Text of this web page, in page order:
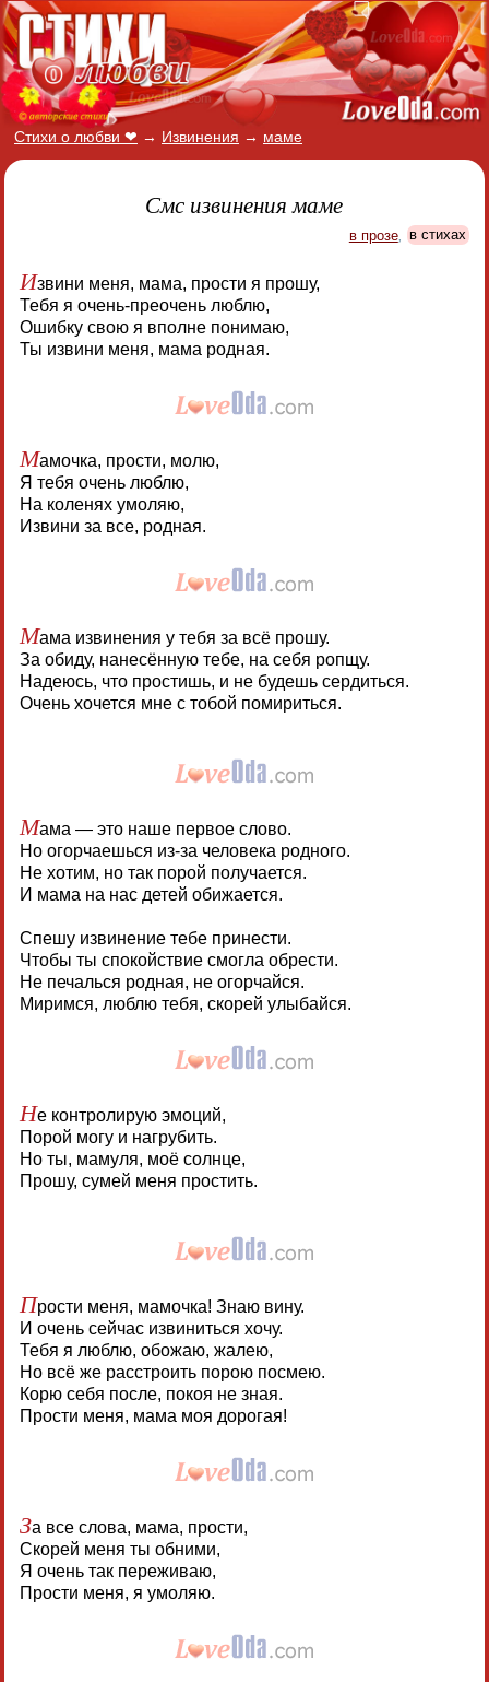
Стихи о любви ❤ → Извинения → маме
Смс извинения маме
в прозе, в стихах
Извини меня, мама, прости я прошу,
Тебя я очень-преочень люблю,
Ошибку свою я вполне понимаю,
Ты извини меня, мама родная.
Мамочка, прости, молю,
Я тебя очень люблю,
На коленях умоляю,
Извини за все, родная.
Мама извинения у тебя за всё прошу.
За обиду, нанесённую тебе, на себя ропщу.
Надеюсь, что простишь, и не будешь сердиться.
Очень хочется мне с тобой помириться.
Мама — это наше первое слово.
Но огорчаешься из-за человека родного.
Не хотим, но так порой получается.
И мама на нас детей обижается.
Спешу извинение тебе принести.
Чтобы ты спокойствие смогла обрести.
Не печалься родная, не огорчайся.
Миримся, люблю тебя, скорей улыбайся.
Не контролирую эмоций,
Порой могу и нагрубить.
Но ты, мамуля, моё солнце,
Прошу, сумей меня простить.
Прости меня, мамочка! Знаю вину.
И очень сейчас извиниться хочу.
Тебя я люблю, обожаю, жалею,
Но всё же расстроить порою посмею.
Корю себя после, покоя не зная.
Прости меня, мама моя дорогая!
За все слова, мама, прости,
Скорей меня ты обними,
Я очень так переживаю,
Прости меня, я умоляю.